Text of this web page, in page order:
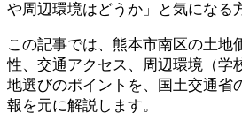
や周辺環境はどうか」と気になる
この記事では、熊本市南区の土地
性、交通アクセス、周辺環境（学
地選びのポイントを、国土交通省
報を元に解説します。